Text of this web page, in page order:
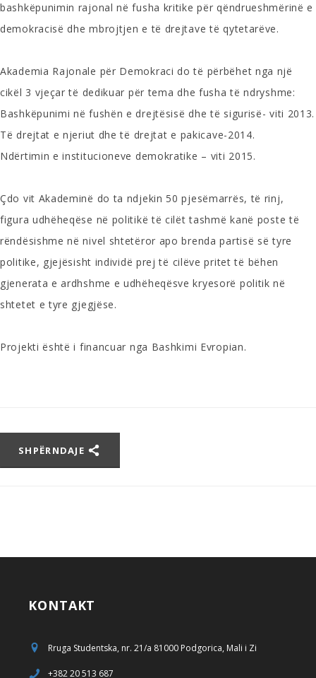
bashkëpunimin rajonal në fusha kritike për qëndrueshmërinë e
demokracisë dhe mbrojtjen e të drejtave të qytetarëve.
Akademia Rajonale për Demokraci do të përbëhet nga një
cikël 3 vjeçar të dedikuar për tema dhe fusha të ndryshme:
Bashkëpunimi në fushën e drejtësisë dhe të sigurisë- viti 2013.
Të drejtat e njeriut dhe të drejtat e pakicave-2014.
Ndërtimin e institucioneve demokratike – viti 2015.
Çdo vit Akademinë do ta ndjekin 50 pjesëmarrës, të rinj,
figura udhëheqëse në politikë të cilët tashmë kanë poste të
rëndësishme në nivel shtetëror apo brenda partisë së tyre
politike, gjejësisht individë prej të cilëve pritet të bëhen
gjenerata e ardhshme e udhëheqësve kryesorë politik në
shtetet e tyre gjegjëse.
Projekti është i financuar nga Bashkimi Evropian.
SHPËRNDAJE
KONTAKT
Rruga Studentska, nr. 21/a 81000 Podgorica, Mali i Zi
+382 20 513 687